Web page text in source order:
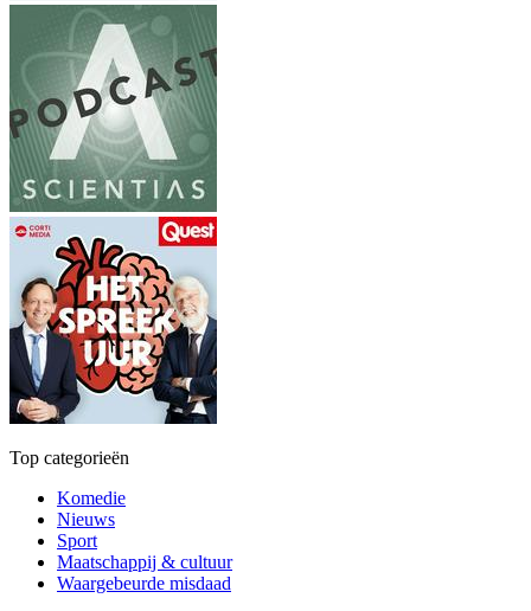
Top categorieën
Komedie
Nieuws
Sport
Maatschappij & cultuur
Waargebeurde misdaad